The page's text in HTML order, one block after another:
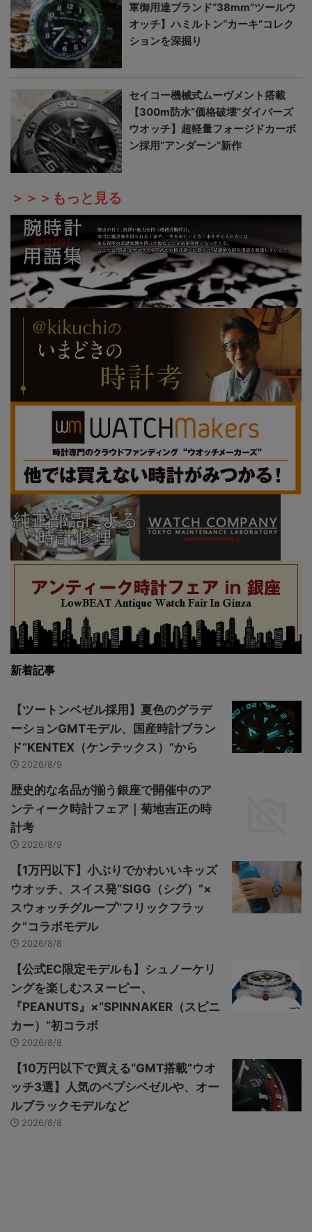
軍御用達ブランド“38mm”ツールウ
オッチ】ハミルトン“カーキ”コレク
ションを深掘り
セイコー機械式ムーヴメント搭載
【300m防水“価格破壊”ダイバーズ
ウオッチ】超軽量フォージドカーボ
ン採用“アンダーン”新作
＞＞＞もっと見る
新着記事
【ツートンベゼル採用】夏色のグラデ
ーションGMTモデル、国産時計ブラン
ド“KENTEX（ケンテックス）”から
2026/8/9
歴史的な名品が揃う銀座で開催中のア
ンティーク時計フェア｜菊地吉正の時
計考
2026/8/9
【1万円以下】小ぶりでかわいいキッズ
ウオッチ、スイス発“SIGG（シグ）”×
スウォッチグループ“フリックフラッ
ク”コラボモデル
2026/8/8
【公式EC限定モデルも】シュノーケリ
ングを楽しむスヌーピー、
『PEANUTS』×“SPINNAKER（スピニ
カー）”初コラボ
2026/8/8
【10万円以下で買える“GMT搭載”ウオ
ッチ3選】人気のペプシベゼルや、オー
ルブラックモデルなど
2026/8/8